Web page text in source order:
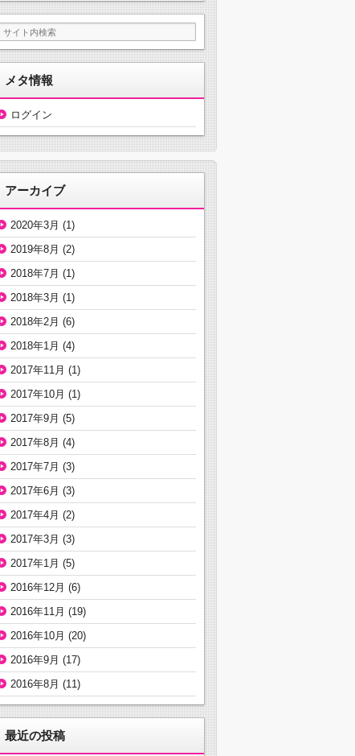
メタ情報
ログイン
アーカイブ
2020年3月 (1)
2019年8月 (2)
2018年7月 (1)
2018年3月 (1)
2018年2月 (6)
2018年1月 (4)
2017年11月 (1)
2017年10月 (1)
2017年9月 (5)
2017年8月 (4)
2017年7月 (3)
2017年6月 (3)
2017年4月 (2)
2017年3月 (3)
2017年1月 (5)
2016年12月 (6)
2016年11月 (19)
2016年10月 (20)
2016年9月 (17)
2016年8月 (11)
最近の投稿